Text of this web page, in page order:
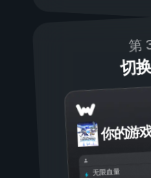
第
切
你的游
无限血量